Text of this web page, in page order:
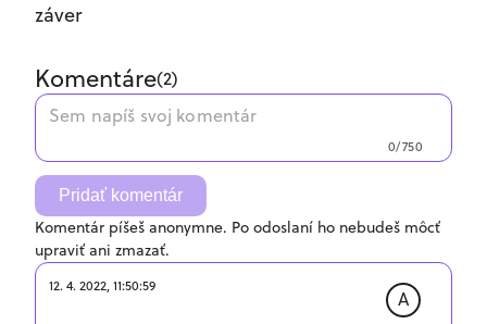
záver
Komentáre(2)
0/750
Pridať komentár
Komentár píšeš anonymne. Po odoslaní ho nebudeš môcť
upraviť ani zmazať.
12. 4. 2022, 11:50:59
A